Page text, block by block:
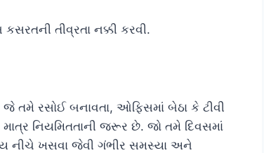
તીવ્રતા નક્કી કરવી.
રસોઈ બનાવતા, ઓફિસમાં બેઠા કે ટીવી
નિયમિતતાની જરૂર છે. જો તમે દિવસમાં
નીચે ખસવા જેવી ગંભીર સમસ્યા અને